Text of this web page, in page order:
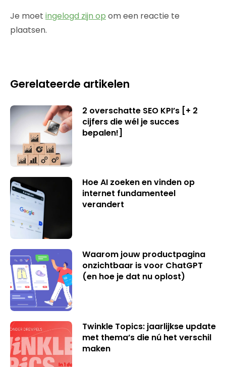
Je moet ingelogd zijn op om een reactie te
plaatsen.
Gerelateerde artikelen
2 overschatte SEO KPI’s [+ 2
cijfers die wél je succes
bepalen!]
Hoe AI zoeken en vinden op
internet fundamenteel
verandert
Waarom jouw productpagina
onzichtbaar is voor ChatGPT
(en hoe je dat nu oplost)
Twinkle Topics: jaarlijkse update
met thema’s die nú het verschil
maken